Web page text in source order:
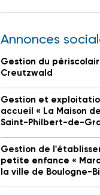
Annonces
Gestion du
Creutzwald
Gestion et
accueil « La Maison
Saint-Philbert-de-
Gestion de
petite enfance «
la ville de Boulogne-